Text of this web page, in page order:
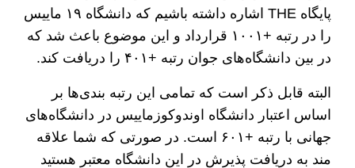
پایگاه THE اشاره داشته باشیم که دانشگاه ۱۹ ماییس
را در رتبه +۱۰۰۱ قرارداد و این موضوع باعث شد که
در بین دانشگاه‌های جوان رتبه +۴۰۱ را دریافت کند.
البته قابل ذکر است که تمامی این رتبه بندی‌ها بر
اساس اعتبار دانشگاه اوندوکوزماییس در دانشگاه‌های
جهانی با رتبه +۶۰۱ است. در صورتی که شما علاقه‌
مند به دریافت پذیرش در این دانشگاه معتبر هستید